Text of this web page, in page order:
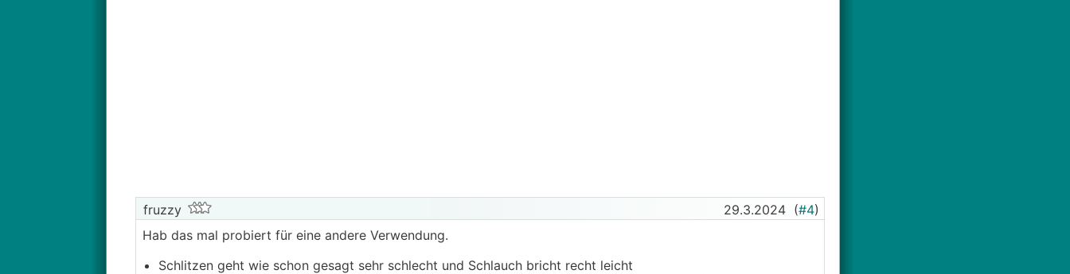
fruzzy 29.3.2024 (#4)
Hab das mal probiert für eine andere Verwendung.
Schlitzen geht wie schon gesagt sehr schlecht und Schlauch bricht recht leicht